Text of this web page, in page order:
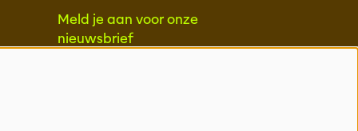
Meld je aan voor onze
nieuwsbrief